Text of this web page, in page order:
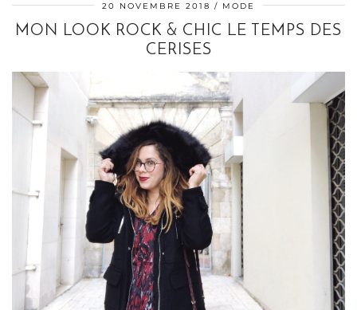
20 NOVEMBRE 2018 MODE
MON LOOK ROCK & CHIC LE TEMPS DES
CERISES